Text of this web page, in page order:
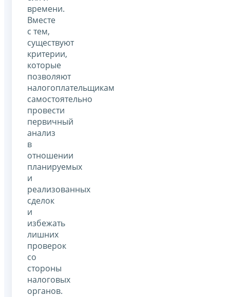
времени.
Вместе
с тем,
существуют
критерии,
которые
позволяют
налогоплательщикам
самостоятельно
провести
первичный
анализ
в
отношении
планируемых
и
реализованных
сделок
и
избежать
лишних
проверок
со
стороны
налоговых
органов.